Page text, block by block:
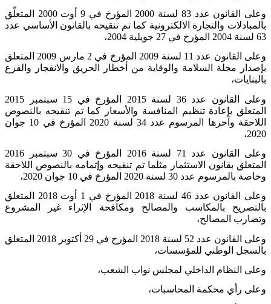
وعلى القانون عدد 83 لسنة 2000 المؤرخ في 9 أوت 2000 المتعلّق
بالمبادلات والتجارة الالكترونية كما تم تنقيحه بالقانون الأساسي عدد
63 لسنة 2004 المؤرخ في 27 جويلية 2004،
وعلى القانون عدد 11 لسنة 2009 المؤرخ في 2 مارس 2009 المتعلق
بإصدار مجلة السلامة والوقاية من أخطار الحريق والانفجار والفزع
بالبنايات،
وعلى القانون عدد 36 لسنة 2015 المؤرخ في 15 سبتمبر 2015
المتعلق بإعادة تنظيم المنافسة والأسعار كما تم تنقيحه بالنصوص
اللاحقة وآخرها المرسوم عدد 34 لسنة 2020 المؤرخ في 10 جوان
2020،
وعلى القانون عدد 71 لسنة 2016 المؤرخ في 30 سبتمبر 2016
المتعلق بقانون الاستثمار مثلما تم تنقيحه وإتمامه بالنصوص اللاحقة
وخاصة بالمرسوم عدد 30 لسنة 2020 المؤرخ في 10 جوان 2020،
وعلى القانون عدد 46 لسنة 2018 المؤرخ في 1 أوت 2018 المتعلق
بالتصريح بالمكاسب والمصالح ومكافحة الإثراء غير المشروع
وتضارب المصالح،
وعلى القانون عدد 52 لسنة 2018 المؤرخ في 29 أكتوبر 2018 المتعلق
بالسجل الوطني للمؤسسات،
وعلى النظام الداخلي لمجلس نواب الشعب،
وعلى رأي محكمة المحاسبات،